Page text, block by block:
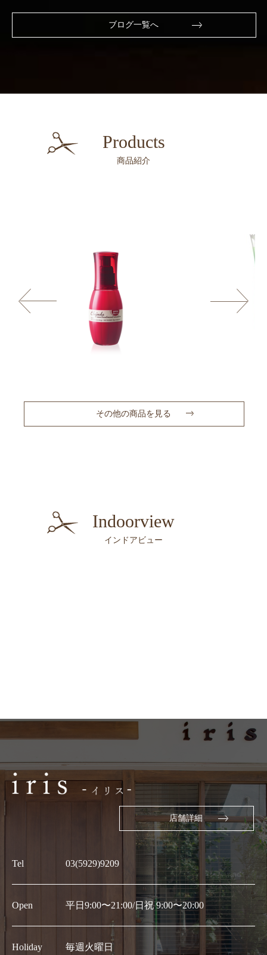
ブログ一覧へ
Products
商品紹介
その他の商品を見る
Indoorview
インドアビュー
店舗詳細
Tel 03(5929)9209
Open 平日9:00〜21:00/日祝 9:00〜20:00
Holiday
毎週火曜日